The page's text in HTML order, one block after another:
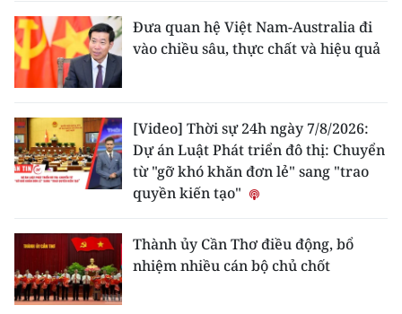
Đưa quan hệ Việt Nam-Australia đi
vào chiều sâu, thực chất và hiệu quả
[Video] Thời sự 24h ngày 7/8/2026:
Dự án Luật Phát triển đô thị: Chuyển
từ "gỡ khó khăn đơn lẻ" sang "trao
quyền kiến tạo"
Thành ủy Cần Thơ điều động, bổ
nhiệm nhiều cán bộ chủ chốt